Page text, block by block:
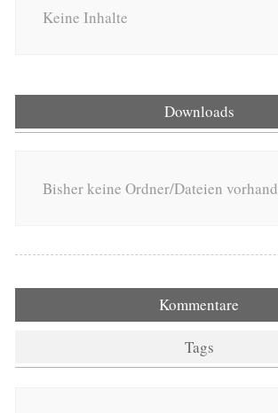
Keine Inhalte
Downloads
Bisher keine Ordner/Dateien
Kommentare
Tags